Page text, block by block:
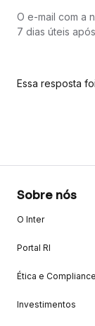
O e-mail com a
7 dias úteis
Essa resposta
Sobre nós
O Inter
Portal RI
Ética e Compliance
Investimentos